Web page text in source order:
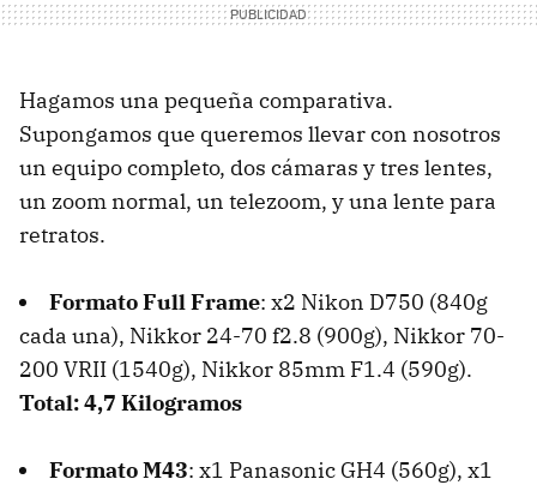
Hagamos una pequeña comparativa.
Supongamos que queremos llevar con nosotros
un equipo completo, dos cámaras y tres lentes,
un zoom normal, un telezoom, y una lente para
retratos.
Formato Full Frame: x2 Nikon D750 (840g
cada una), Nikkor 24-70 f2.8 (900g), Nikkor 70-
200 VRII (1540g), Nikkor 85mm F1.4 (590g).
Total: 4,7 Kilogramos
Formato M43: x1 Panasonic GH4 (560g), x1